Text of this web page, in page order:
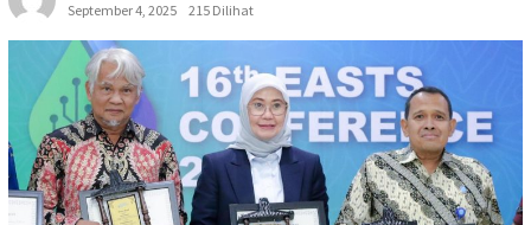
September 4, 2025
215 Dilihat